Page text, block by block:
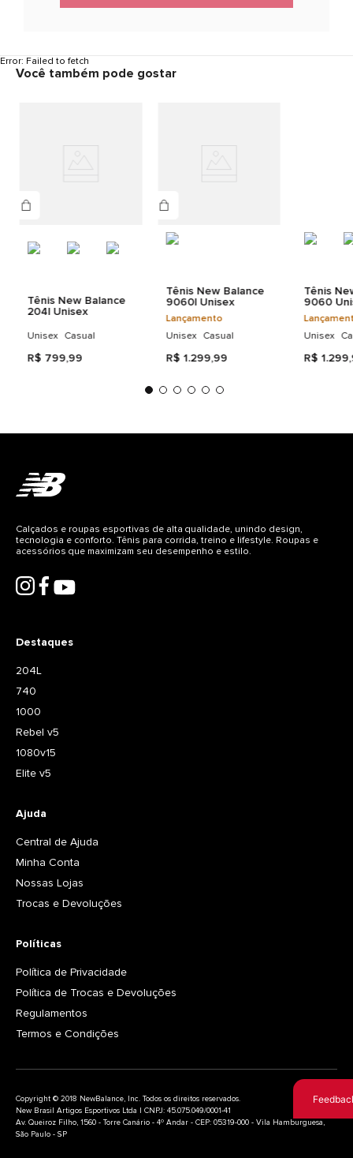
Error: Failed to fetch
Você também pode gostar
Tênis New Balance
204l Unisex
Unisex Casual
R$ 799,99
Tênis New Balance
9060l Unisex
Lançamento
Unisex Casual
R$ 1.299,99
Tênis
9060
Unisex
R$ 1.299,
Destaques
204L
740
1000
Rebel v5
1080v15
Elite v5
Ajuda
Central de Ajuda
Minha Conta
Nossas Lojas
Trocas e Devoluções
Políticas
Política de Privacidade
Política de Trocas e Devoluções
Regulamentos
Termos e Condições
Calçados e roupas esportivas de alta qualidade, unindo design,
tecnologia e conforto. Tênis para corrida, treino e lifestyle. Roupas e
acessórios que maximizam seu desempenho e estilo.
Copyright © 2018 NewBalance, Inc. Todos os direitos reservados.
New Brasil Artigos Esportivos Ltda | CNPJ: 45.075.049/0001-41
Av. Queiroz Filho, 1560 - Torre Canário - 4º Andar - CEP: 05319-000 - Vila Hamburguesa,
São Paulo - SP